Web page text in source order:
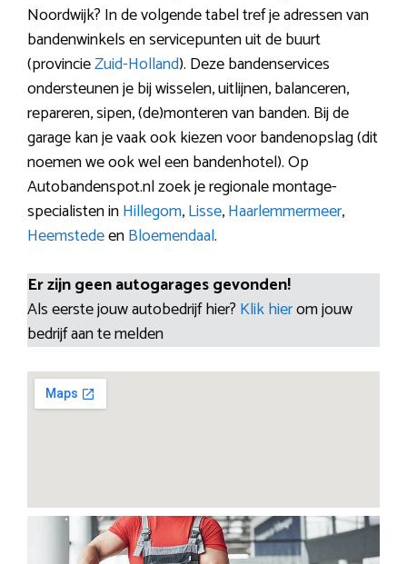
Noordwijk? In de volgende tabel tref je adressen van
bandenwinkels en servicepunten uit de buurt
(provincieZuid-Holland). Deze bandenservices
ondersteunen je bij wisselen, uitlijnen, balanceren,
repareren, sipen, (de)monteren van banden. Bij de
garage kan je vaak ook kiezen voor bandenopslag (dit
noemen we ook wel een bandenhotel). Op
Autobandenspot.nl zoek je regionale montage-
specialisten inHillegom,Lisse,Haarlemmermeer,
HeemstedeenBloemendaal.
Er zijn geen autogarages gevonden!
Als eerste jouw autobedrijf hier? Klik hierom jouw
bedrijf aan te melden